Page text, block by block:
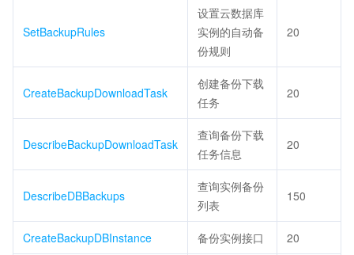
SetBackupRules
设置云数据库
实例的自动备
份规则
20
CreateBackupDownloadTask
创建备份下载
任务
20
DescribeBackupDownloadTask
查询备份下载
任务信息
20
DescribeDBBackups
查询实例备份
列表
150
CreateBackupDBInstance 备份实例接口 20